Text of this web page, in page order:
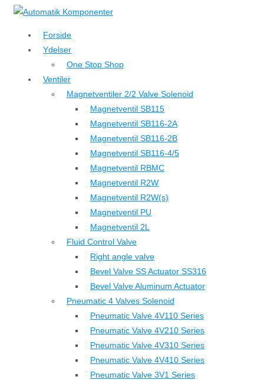
↓
hovedindhold
Forside
Ydelser
One Stop Shop
Ventiler
Magnetventiler 2/2 Valve Solenoid
Magnetventil SB115
Magnetventil SB116-2A
Magnetventil SB116-2B
Magnetventil SB116-4/5
Magnetventil RBMC
Magnetventil R2W
Magnetventil R2W(s)
Magnetventil PU
Magnetventil 2L
Fluid Control Valve
Right angle valve
Bevel Valve SS Actuator SS316
Bevel Valve Aluminum Actuator
Pneumatic 4 Valves Solenoid
Pneumatic Valve 4V110 Series
Pneumatic Valve 4V210 Series
Pneumatic Valve 4V310 Series
Pneumatic Valve 4V410 Series
Pneumatic Valve 3V1 Series